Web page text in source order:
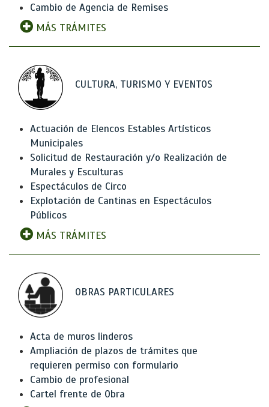
Cambio de Agencia de Remises
MÁS TRÁMITES
CULTURA, TURISMO Y EVENTOS
Actuación de Elencos Estables Artísticos
Municipales
Solicitud de Restauración y/o Realización de
Murales y Esculturas
Espectáculos de Circo
Explotación de Cantinas en Espectáculos
Públicos
MÁS TRÁMITES
OBRAS PARTICULARES
Acta de muros linderos
Ampliación de plazos de trámites que
requieren permiso con formulario
Cambio de profesional
Cartel frente de Obra